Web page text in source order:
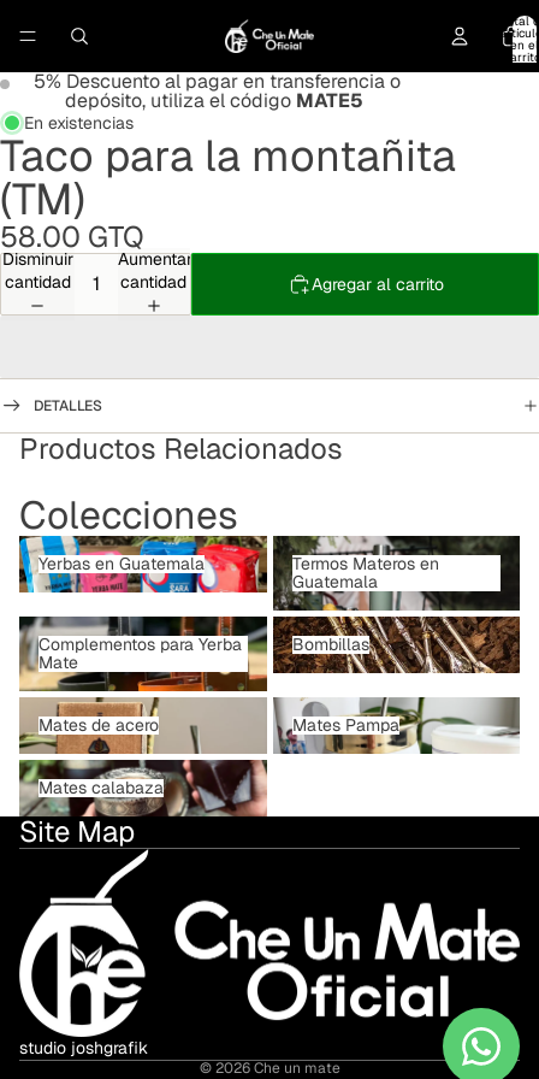
Total
en el
5% Descuento al pagar en transferencia o
depósito, utiliza el código MATE5
En existencias
Taco para la montañita
(TM)
58.00 GTQ
Disminuir
cantidad
Aumentar
cantidad
Agregar al carrito
DETALLES
Productos Relacionados
Colecciones
Yerbas en Guatemala
Yerbas en Guatemala
Termos Materos en Guatemala
Termos Materos en
Guatemala
Complementos para Yerba
MateComplementos para Yerba
Mate
Bombillas
Bombillas
Mates de acero
Mates de acero
Mates Pampa
Mates Pampa
Mates calabaza
Mates calabaza
Site Map
studio joshgrafik
© 2026Che un mate